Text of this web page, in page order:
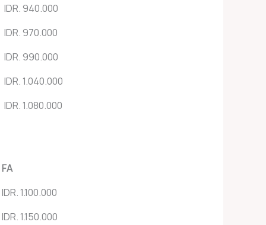
IDR. 940.000
IDR. 970.000
IDR. 990.000
IDR. 1.040.000
IDR. 1.080.000
FA
IDR. 1.100.000
IDR. 1.150.000